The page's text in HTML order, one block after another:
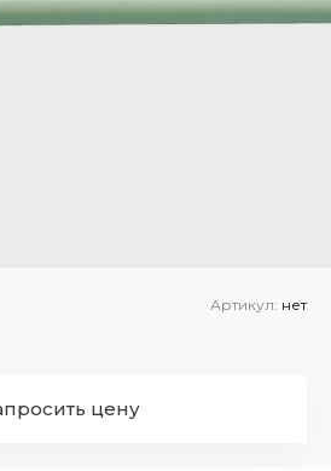
Артикул: нет
цену